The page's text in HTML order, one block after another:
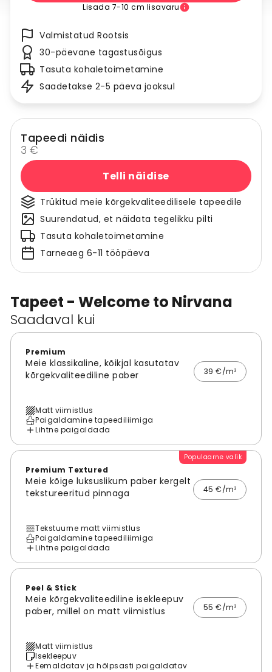
Tapeet - Welcome to Nirvana
Saadaval kui
Premium
Meie klassikaline, kõikjal kasutatav
kõrgekvaliteediline paber
39 €/m²
Matt viimistlus
Paigaldamine tapeediliimiga
Lihtne paigaldada
Populaarne valik
Premium Textured
Meie kõige luksuslikum paber kergelt
tekstureeritud pinnaga
45 €/m²
Tekstuurne matt viimistlus
Paigaldamine tapeediliimiga
Lihtne paigaldada
Peel & Stick
Meie kõrgekvaliteediline isekleepuv
paber, millel on matt viimistlus
55 €/m²
Matt viimistlus
Isekleepuv
Eemaldatav ja hõlpsasti paigaldatav
Lisada 7-10 cm lisavaru
Valmistatud Rootsis
30-päevane tagastusõigus
Tasuta kohaletoimetamine
Saadetakse 2-5 päeva jooksul
Tapeedi näidis
3 €
Telli näidise
Trükitud meie kõrgekvaliteedilisele tapeedile
Suurendatud, et näidata tegelikku pilti
Tasuta kohaletoimetamine
Tarneaeg 6-11 tööpäeva